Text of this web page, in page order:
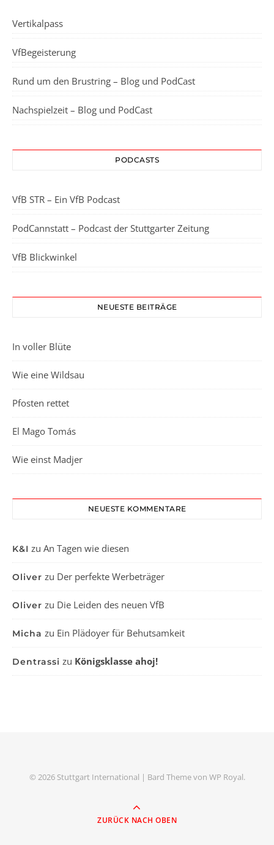
Vertikalpass
VfBegeisterung
Rund um den Brustring – Blog und PodCast
Nachspielzeit – Blog und PodCast
PODCASTS
VfB STR – Ein VfB Podcast
PodCannstatt – Podcast der Stuttgarter Zeitung
VfB Blickwinkel
NEUESTE BEITRÄGE
In voller Blüte
Wie eine Wildsau
Pfosten rettet
El Mago Tomás
Wie einst Madjer
NEUESTE KOMMENTARE
K&I zu An Tagen wie diesen
Oliver zu Der perfekte Werbeträger
Oliver zu Die Leiden des neuen VfB
Micha zu Ein Plädoyer für Behutsamkeit
Dentrassi zu Königsklasse ahoj!
© 2026 Stuttgart International | Bard Theme von WP Royal.
ZURÜCK NACH OBEN